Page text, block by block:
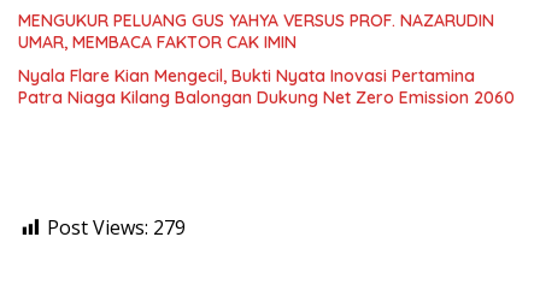
MENGUKUR PELUANG GUS YAHYA VERSUS PROF. NAZARUDIN
UMAR, MEMBACA FAKTOR CAK IMIN
Nyala Flare Kian Mengecil, Bukti Nyata Inovasi Pertamina
Patra Niaga Kilang Balongan Dukung Net Zero Emission 2060
Post Views: 279